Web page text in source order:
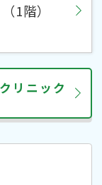
1階）
リニック